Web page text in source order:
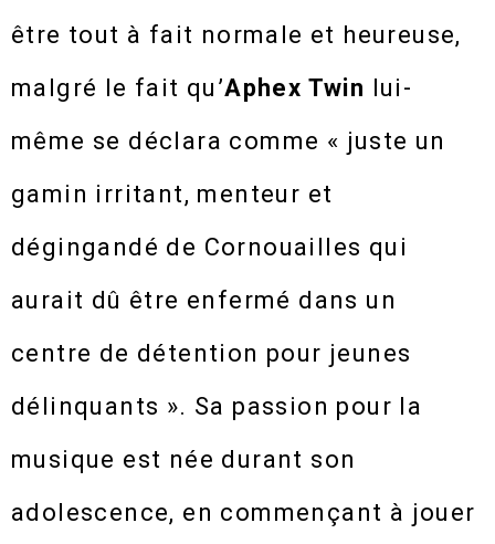
être tout à fait normale et heureuse,
malgré le fait qu’Aphex Twin lui-
même se déclara comme « juste un
gamin irritant, menteur et
dégingandé de Cornouailles qui
aurait dû être enfermé dans un
centre de détention pour jeunes
délinquants ». Sa passion pour la
musique est née durant son
adolescence, en commençant à jouer